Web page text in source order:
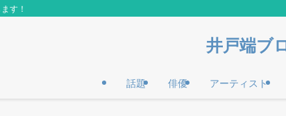
す！
井戸端ブ
話題 俳優 アーティスト